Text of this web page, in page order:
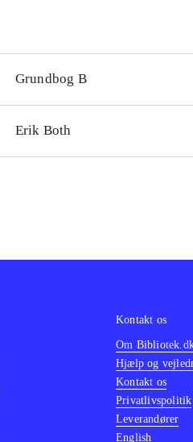
Grundbog B
Erik Both
Kontakt os
Om
Hjælp og
Kontakt os
Privatlivspolitik
Leverandører
English